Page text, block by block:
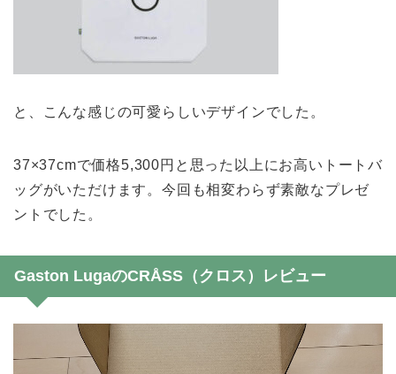
と、こんな感じの可愛らしいデザインでした。
37×37cmで価格5,300円と思った以上にお高いトートバ
ッグがいただけます。今回も相変わらず素敵なプレゼ
ントでした。
Gaston LugaのCRÅSS（クロス）レビュー